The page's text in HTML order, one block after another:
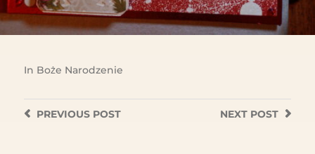
In Boże Narodzenie
NEXT POST
PREVIOUSPOST